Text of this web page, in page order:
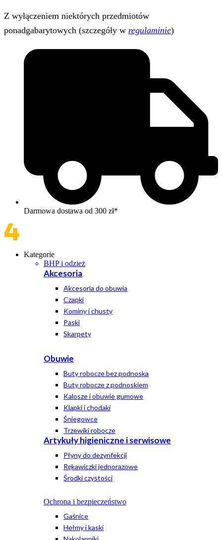
Z wyłączeniem niektórych przedmiotów
ponadgabarytowych (szczegóły w regulaminie)
Darmowa dostawa od 300 zł*
Kategorie
BHP i odzież
Akcesoria
Akcesoria do obuwia
Czapki
Kominy i chusty
Paski
Skarpety
Obuwie
Buty robocze bez podnoska
Buty robocze z podnoskiem
Kalosze i obuwie gumowe
Klapki i chodaki
Śniegowce
Trzewiki robocze
Artykuły higieniczne i serwisowe
Płyny do dezynfekcji
Rękawiczki jednorazowe
Środki czystości
Ochrona i bezpieczeństwo
Gaśnice
Hełmy i kaski